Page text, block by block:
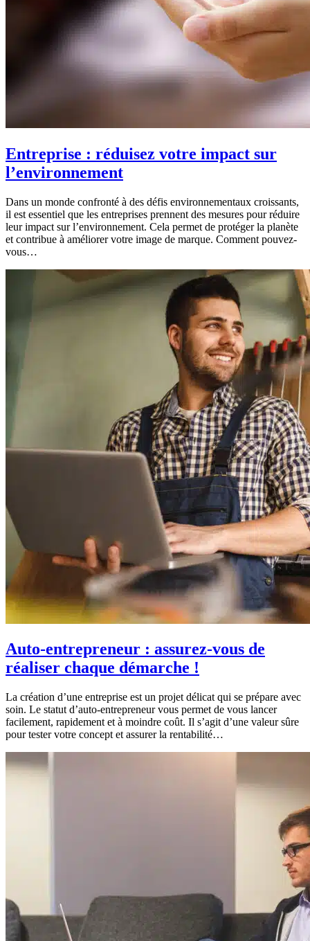
Entreprise : réduisez votre impact sur
l’environnement
Dans un monde confronté à des défis environnementaux croissants,
il est essentiel que les entreprises prennent des mesures pour réduire
leur impact sur l’environnement. Cela permet de protéger la planète
et contribue à améliorer votre image de marque. Comment pouvez-
vous…
Auto-entrepreneur : assurez-vous de
réaliser chaque démarche !
La création d’une entreprise est un projet délicat qui se prépare avec
soin. Le statut d’auto-entrepreneur vous permet de vous lancer
facilement, rapidement et à moindre coût. Il s’agit d’une valeur sûre
pour tester votre concept et assurer la rentabilité…